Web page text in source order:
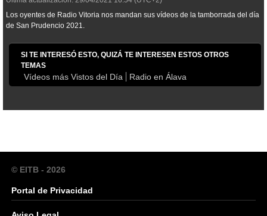
Los oyentes de Radio Vitoria nos mandan sus vídeos de la tamborrada del día
de San Prudencio 2021.
SI TE INTERESÓ ESTO, QUIZÁ TE INTERESEN ESTOS OTROS
TEMAS
Vídeos más Vistos del Día Radio en Álava
© EITB - 2026
Portal de Privacidad